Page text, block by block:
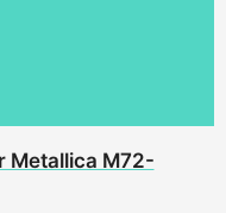
Metallica M72-